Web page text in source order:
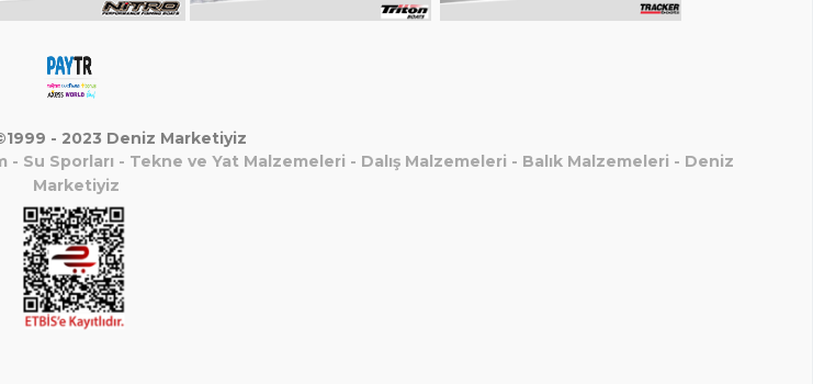
- 2023 Deniz Marketiyiz
- Su Sporları - Tekne ve Yat Malzemeleri - Dalış Malzemeleri - Balık Malzemeleri - Deniz
Marketiyiz